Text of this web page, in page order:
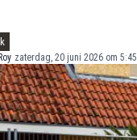
zaterdag, 20 juni 2026 om 5:45